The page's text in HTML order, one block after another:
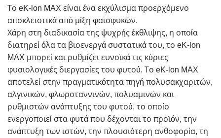
Το eK-lon MAX είναι ένα εκχύλισμα προερχόμενο
αποκλειστικά από μίξη φαιοφυκών.
Χάρη στη διαδικασία της ψυχρής έκθλιψης, η οποία
διατηρεί όλα τα βιοενεργά συστατικά του, το eK-lon
MAX μπορεί και ρυθμίζει ευνοϊκά τις κύριες
φυσιολογικές διεργασίες του φυτού. Το eK-lon MAX
αποτελεί στην πραγματικότητα πηγή πολυσακχαριτών,
αλγινικών, φλωροταννινών, πολυαμινών και
ρυθμιστών ανάπτυξης του φυτού, το οποίο
ενεργοποιεί στα φυτά που δέχονται το προϊόν, την
ανάπτυξη των ιστών, την πλουσιότερη ανθοφορία, τη